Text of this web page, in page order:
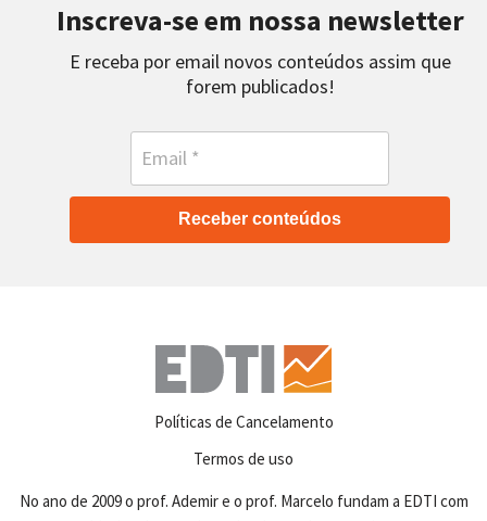
Inscreva-se em nossa newsletter
E receba por email novos conteúdos assim que
forem publicados!
Receber conteúdos
Políticas de Cancelamento
Termos de uso
No ano de 2009 o prof. Ademir e o prof. Marcelo fundam a EDTI com